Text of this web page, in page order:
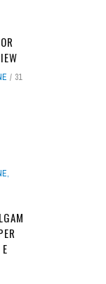
31
,